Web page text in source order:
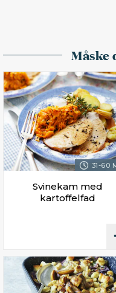
Måske
31-60
Svinekam med
kartoffelfad